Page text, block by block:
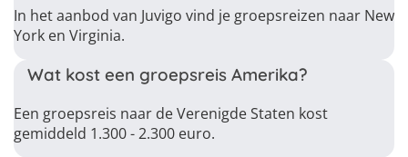
In het aanbod van Juvigo vind je groepsreizen naar New
York en Virginia.
Wat kost een groepsreis Amerika?
Een groepsreis naar de Verenigde Staten kost
gemiddeld 1.300 - 2.300 euro.